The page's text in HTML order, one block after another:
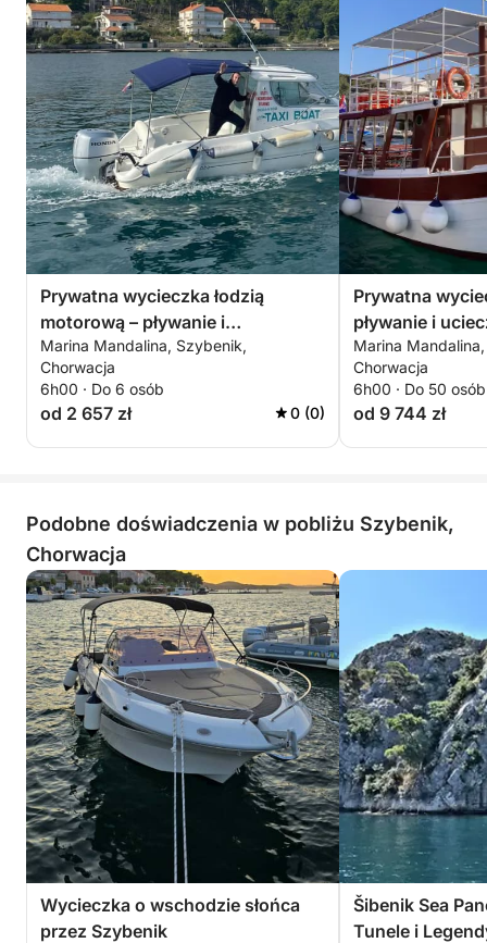
Prywatna wycieczka łodzią
motorową – pływanie i
podziwianie wysp
Marina Mandalina, Szybenik,
Chorwacja
6h00 · Do 6 osób
od 2 657 zł 0 (0)
Prywatna
pływanie i
Marina
Chorwacja
6h00 · Do 50 osób
od 9 744 zł
Podobne doświadczenia w pobliżu Szybenik,
Chorwacja
Wycieczka o wschodzie słońca
przez Szybenik
Šibenik Sea
Tunele i